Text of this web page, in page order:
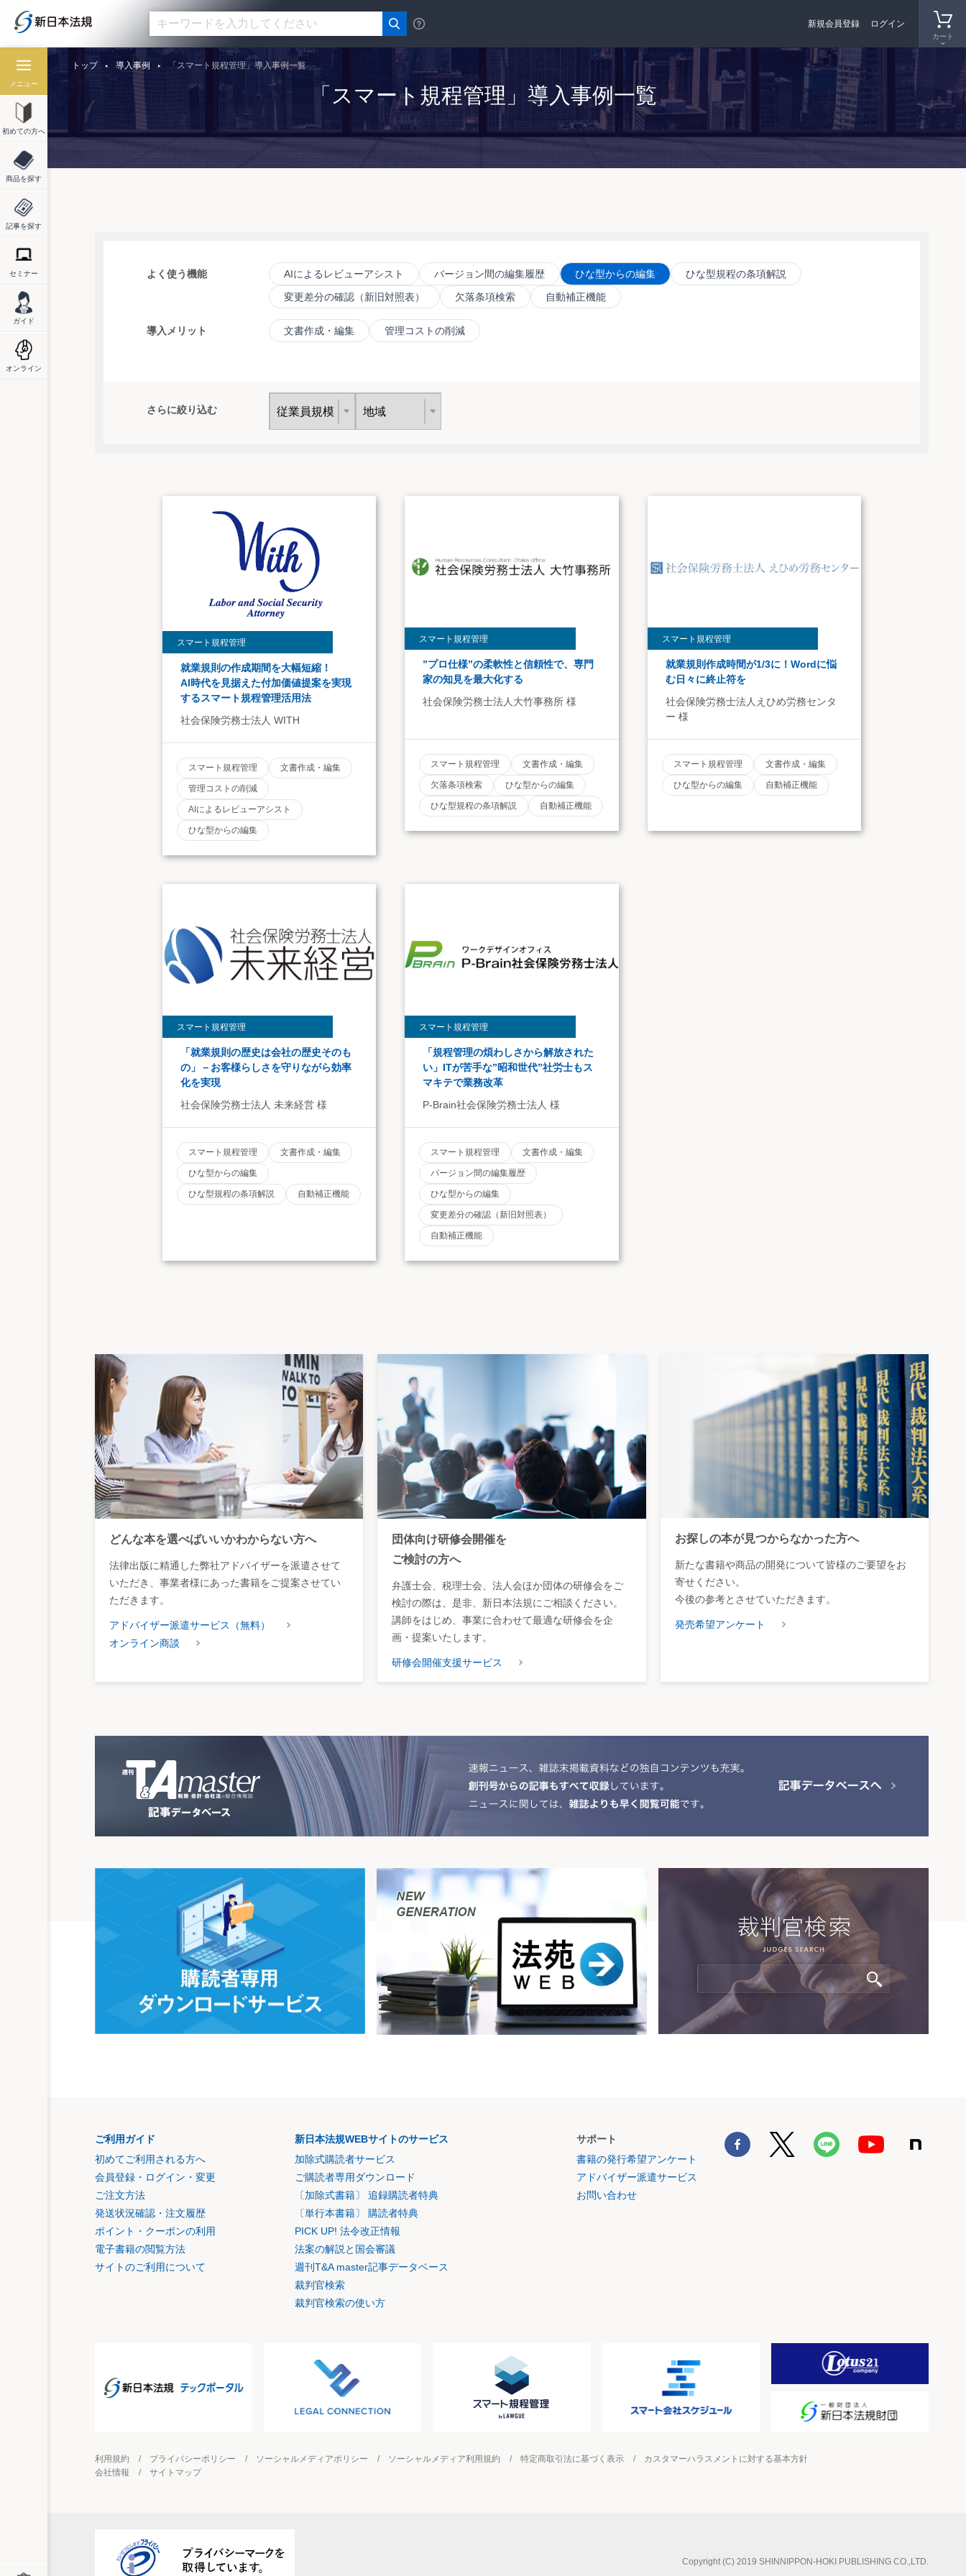
カート
新規会員登録 ログイン
メニュー
初めての方へ
商品を探す
記事を探す
セミナー
ガイド
オンライン
「スマート規程管理」導入事例一覧
トップ 導入事例 「スマート規程管理」導入事例一覧
よく使う機能 AIによるレビューアシスト バージョン間の編集履歴 ひな型からの編集
ひな型規程の条項解説
変更差分の確認（新旧対照表）
欠落条項検索 自動補正機能
導入メリット 文書作成・編集 管理コストの削減
さらに絞り込む
スマート規程管理
就業規則の作成期間を大幅短縮！
AI時代を見据えた付加価値提案を実現
するスマート規程管理活用法
社会保険労務士法人 WITH
スマート規程管理 文書作成・編集
管理コストの削減
AIによるレビューアシスト
ひな型からの編集
スマート規程管理
”プロ仕様”の柔軟性と信頼性で、専門
家の知見を最大化する
社会保険労務士法人大竹事務所 様
スマート規程管理 文書作成・編集
欠落条項検索 ひな型からの編集
ひな型規程の条項解説 自動補正機能
スマート規程管理
就業規則作成時間が1/3に！Wordに悩
む日々に終止符を
社会保険労務士法人えひめ労務センタ
ー 様
スマート規程管理 文書作成・編集
ひな型からの編集 自動補正機能
スマート規程管理
「就業規則の歴史は会社の歴史そのも
の」－お客様らしさを守りながら効率
化を実現
社会保険労務士法人 未来経営 様
スマート規程管理 文書作成・編集
ひな型からの編集
ひな型規程の条項解説 自動補正機能
スマート規程管理
「規程管理の煩わしさから解放された
い」ITが苦手な”昭和世代”社労士もス
マキテで業務改革
P-Brain社会保険労務士法人 様
スマート規程管理 文書作成・編集
バージョン間の編集履歴
ひな型からの編集
変更差分の確認（新旧対照表）
自動補正機能
どんな本を選べばいいかわからない方へ
法律出版に精通した弊社アドバイザーを派遣させて
いただき、事業者様にあった書籍をご提案させてい
ただきます。
アドバイザー派遣サービス（無料）
オンライン商談
団体向け研修会開催を
ご検討の方へ
弁護士会、税理士会、法人会ほか団体の研修会をご
検討の際は、是非、新日本法規にご相談ください。
講師をはじめ、事業に合わせて最適な研修会を企
画・提案いたします。
研修会開催支援サービス
お探しの本が見つからなかった方へ
新たな書籍や商品の開発について皆様のご要望をお
寄せください。
今後の参考とさせていただきます。
発売希望アンケート
ご利用ガイド
初めてご利用される方へ
会員登録・ログイン・変更
ご注文方法
発送状況確認・注文履歴
ポイント・クーポンの利用
電子書籍の閲覧方法
サイトのご利用について
新日本法規WEBサイトのサービス
加除式購読者サービス
ご購読者専用ダウンロード
〔加除式書籍〕 追録購読者特典
〔単行本書籍〕 購読者特典
PICK UP! 法令改正情報
法案の解説と国会審議
週刊T&A master記事データベース
裁判官検索
裁判官検索の使い方
サポート
書籍の発行希望アンケート
アドバイザー派遣サービス
お問い合わせ
利用規約 プライバシーポリシー ソーシャルメディアポリシー ソーシャルメディア利用規約 特定商取引法に基づく表示
カスタマーハラスメントに対する基本方針
会社情報
サイトマップ
Copyright (C) 2019 SHINNIPPON-HOKI PUBLISHING CO.,LTD.